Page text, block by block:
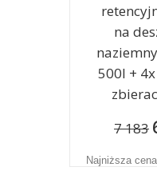
na
500l +
7 183
Najniższa